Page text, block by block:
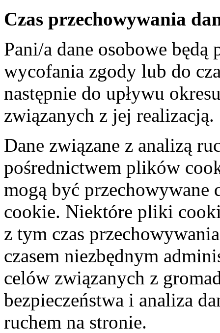
Czas przechowywania
Pani/a dane osobowe będą
wycofania zgody lub do
następnie do upływu
związanych z jej realizacją.
Dane związane z analizą
pośrednictwem plików
mogą być
cookie. Niektóre pliki
z tym czas
czasem niezbędnym
celów związanych z
bezpieczeństwa i analiza
ruchem na stronie.